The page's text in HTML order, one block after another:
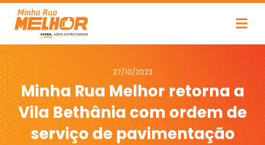
27/10/2023
Minha Rua Melhor retorna a
Vila Bethânia com ordem de
serviço de pavimentação